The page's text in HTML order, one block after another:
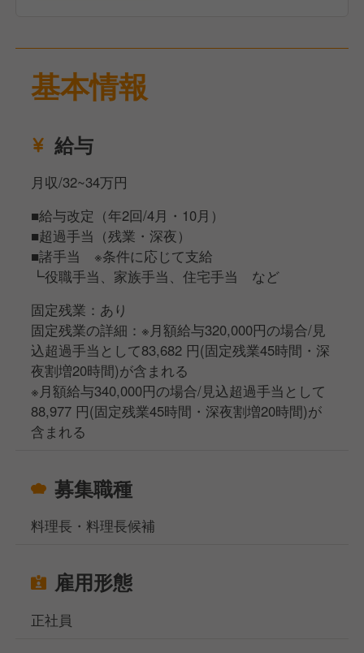
基本情報
給与
月収/32~34万円
■給与改定（年2回/4月・10月）
■超過手当（残業・深夜）
■諸手当 ※条件に応じて支給
┗役職手当、家族手当、住宅手当 など
固定残業：あり
固定残業の詳細：※月額給与320,000円の場合/見
込超過手当として83,682 円(固定残業45時間・深
夜割増20時間)が含まれる
※月額給与340,000円の場合/見込超過手当として
88,977 円(固定残業45時間・深夜割増20時間)が
含まれる
募集職種
料理長・料理長候補
雇用形態
正社員